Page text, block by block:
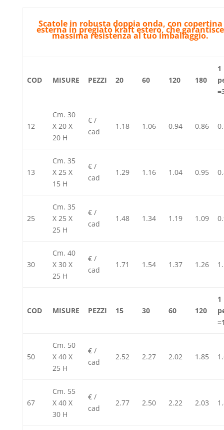
Scatole in robusta doppia onda, con copertina
esterna in pregiato kraft estero, che garantisce
massima resistenza al tuo imballaggio.
COD MISURE PEZZI 20 60 120 180
1
12
Cm. 30
X 20 X
20 H
€ /
cad
1.18 1.06 0.94 0.86
13
Cm. 35
X 25 X
15 H
€ /
cad
1.29 1.16 1.04 0.95
25
Cm. 35
X 25 X
25 H
€ /
cad
1.48 1.34 1.19 1.09
30
Cm. 40
X 30 X
25 H
€ /
cad
1.71 1.54 1.37 1.26
COD MISURE PEZZI 15 30 60 120
1
50
Cm. 50
X 40 X
25 H
€ /
cad
2.52 2.27 2.02 1.85
67
Cm. 55
X 40 X
30 H
€ /
cad
2.77 2.50 2.22 2.03